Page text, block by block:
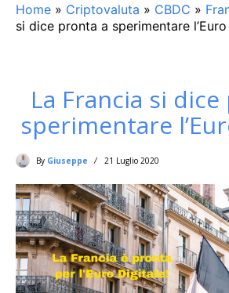
Home » Criptovaluta » CBDC »
si dice pronta a sperimentare
La Francia si
sperimentare
By Giuseppe 21 Luglio 2020